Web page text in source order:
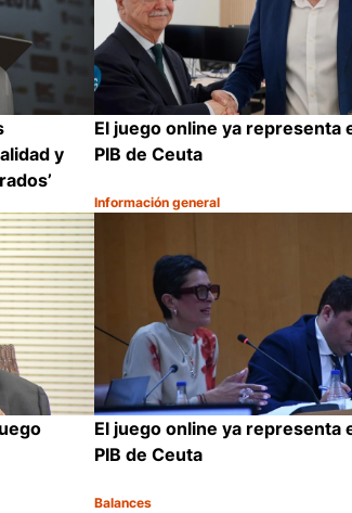
y
Compartir
El juego online ya representa
PIB de Ceuta
Categoría:
Información general
El juego online ya representa
PIB de Ceuta
Balances